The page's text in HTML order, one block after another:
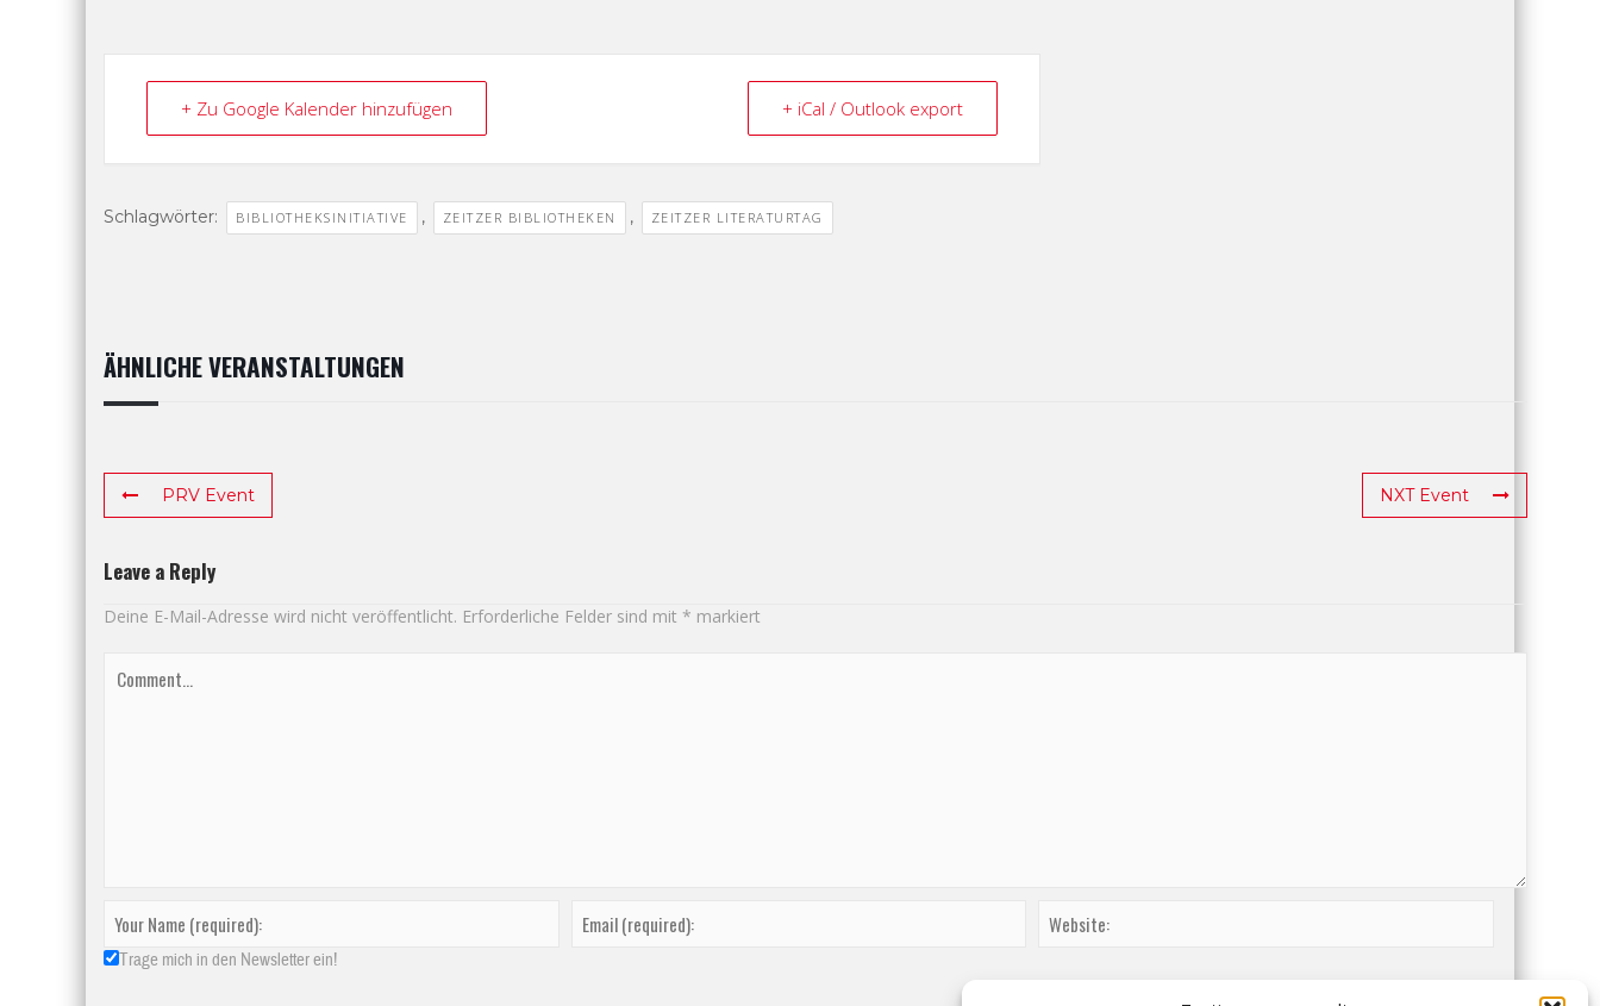
+ Zu Google Kalender hinzufügen + iCal / Outlook export
Schlagwörter: BIBLIOTHEKSINITIATIVE , ZEITZER BIBLIOTHEKEN , ZEITZER LITERATURTAG
ÄHNLICHE VERANSTALTUNGEN
PRV Event NXT Event
Leave a Reply
Deine E-Mail-Adresse wird nicht veröffentlicht. Erforderliche Felder sind mit * markiert
Trage mich in den Newsletter ein!